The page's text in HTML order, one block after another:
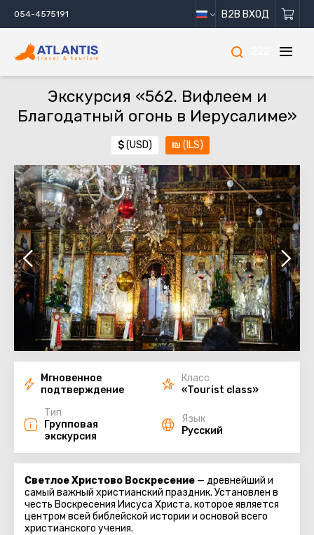
054-4575191 B2B ВХОД
Экскурсия «562. Вифлеем и
Благодатный огонь в Иерусалиме»
$(USD) ₪ (ILS)
Мгновенное
подтверждение
Класс
«Tourist class»
Тип
Групповая
экскурсия
Язык
Русский
Светлое Христово Воскресение — древнейший и
самый важный христианский праздник. Установлен в
честь Воскресения Иисуса Христа, которое является
центром всей библейской истории и основой всего
христианского учения.